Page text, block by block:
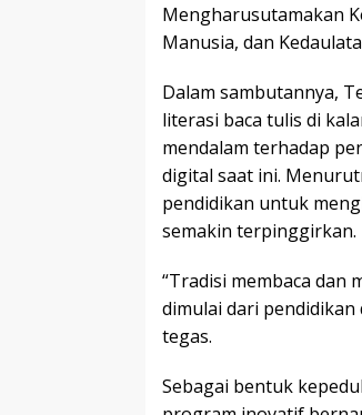
Mengharusutamakan
Manusia, dan
Dalam sambutannya,
literasi baca tulis di
mendalam terhadap
digital saat ini.
pendidikan untuk
semakin terpinggirkan.
“Tradisi membaca dan
dimulai dari pendidikan
tegas.
Sebagai bentuk